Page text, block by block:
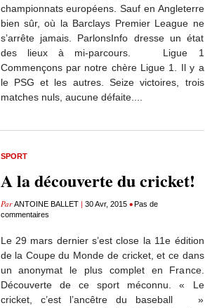
championnats européens. Sauf en Angleterre
bien sûr, où la Barclays Premier League ne
s’arrête jamais. ParlonsInfo dresse un état
des lieux à mi-parcours. Ligue 1
Commençons par notre chère Ligue 1. Il y a
le PSG et les autres. Seize victoires, trois
matches nuls, aucune défaite....
SPORT
A la découverte du cricket!
ParANTOINE BALLET| 30 Avr, 2015 •Pas de
commentaires
Le 29 mars dernier s’est close la 11e édition
de la Coupe du Monde de cricket, et ce dans
un anonymat le plus complet en France.
Découverte de ce sport méconnu. « Le
cricket, c’est l’ancêtre du baseball »